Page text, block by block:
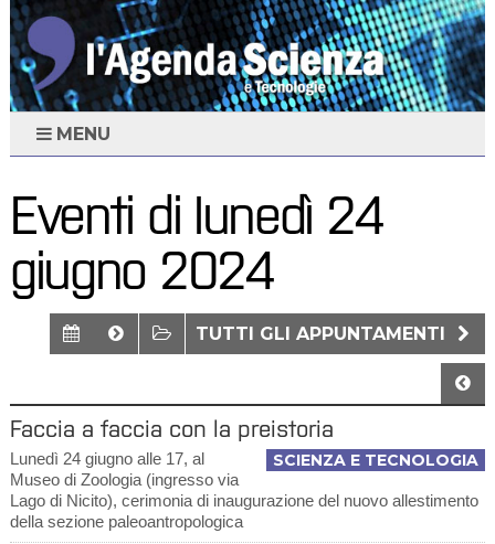
MENU
Eventi di lunedì 24
giugno 2024
TUTTI GLI APPUNTAMENTI
Faccia a faccia con la preistoria
SCIENZA E TECNOLOGIA
Lunedì 24 giugno alle 17, al
Museo di Zoologia (ingresso via
Lago di Nicito), cerimonia di inaugurazione del nuovo allestimento
della sezione paleoantropologica